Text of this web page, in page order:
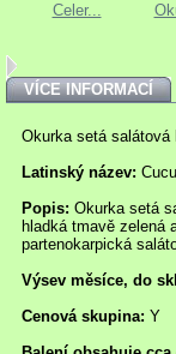
Celer...
VÍCE INFORMACÍ
Okurka setá
Latinský název:
Popis: Okurka setá
hladká tmavě zelená
partenokarpická
Výsev měsíce, do
Cenová skupina: Y